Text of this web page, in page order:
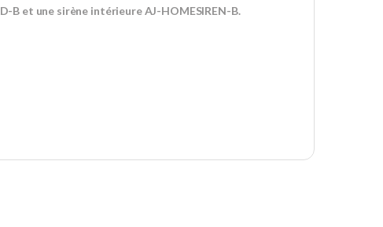
B et une sirène intérieure AJ-HOMESIREN-B.